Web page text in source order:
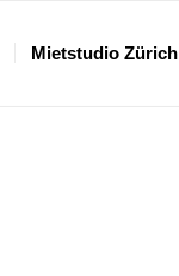
Mietstudio Zürich